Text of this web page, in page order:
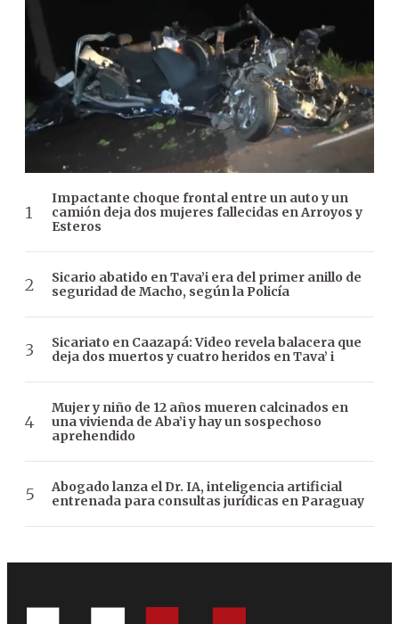
Impactante choque frontal entre un auto y un
camión deja dos mujeres fallecidas en Arroyos y
Esteros
Sicario abatido en Tava’i era del primer anillo de
seguridad de Macho, según la Policía
Sicariato en Caazapá: Video revela balacera que
deja dos muertos y cuatro heridos en Tava’ i
Mujer y niño de 12 años mueren calcinados en
una vivienda de Aba’i y hay un sospechoso
aprehendido
Abogado lanza el Dr. IA, inteligencia artificial
entrenada para consultas jurídicas en Paraguay